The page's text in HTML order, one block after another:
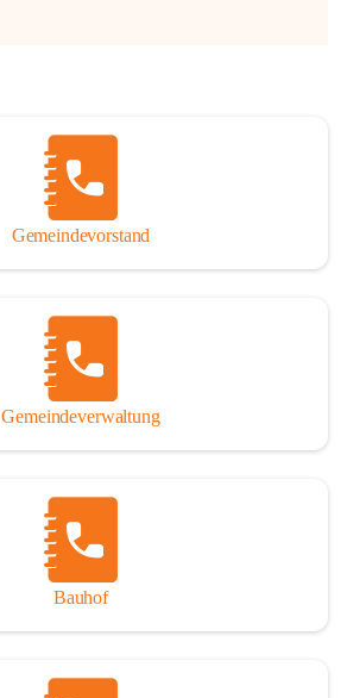
Gemeindevorstand
Gemeindeverwaltung
Bauhof